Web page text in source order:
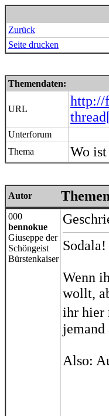
Zurück
Seite drucken
Themendaten:
URL
http://
Unterforum
Thema
Wo ist
Autor
000
bennokue
Giuseppe der
Schöngeist
Bürstenkaiser
Sodala!
Wenn
wollt,
ihr hier
jemand
Also: